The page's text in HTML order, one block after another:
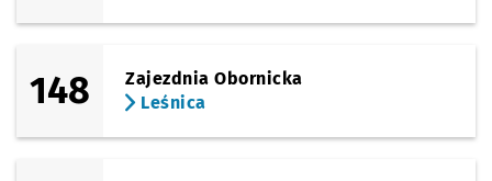
148
Zajezdnia Obornicka
Leśnica